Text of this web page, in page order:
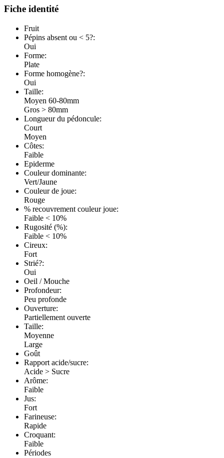
Fiche identité
Fruit
Pépins absent ou < 5?:
Oui
Forme:
Plate
Forme homogène?:
Oui
Taille:
Moyen 60-80mm
Gros > 80mm
Longueur du pédoncule:
Court
Moyen
Côtes:
Faible
Epiderme
Couleur dominante:
Vert/Jaune
Couleur de joue:
Rouge
% recouvrement couleur joue:
Faible < 10%
Rugosité (%):
Faible < 10%
Cireux:
Fort
Strié?:
Oui
Oeil / Mouche
Profondeur:
Peu profonde
Ouverture:
Partiellement ouverte
Taille:
Moyenne
Large
Goût
Rapport acide/sucre:
Acide > Sucre
Arôme:
Faible
Jus:
Fort
Farineuse:
Rapide
Croquant:
Faible
Périodes